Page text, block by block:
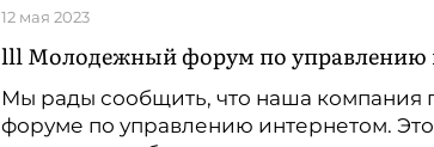
12 мая 2023
lll Молодежный форум по управлению
Мы рады сообщить, что наша компания
форуме по управлению интернетом.